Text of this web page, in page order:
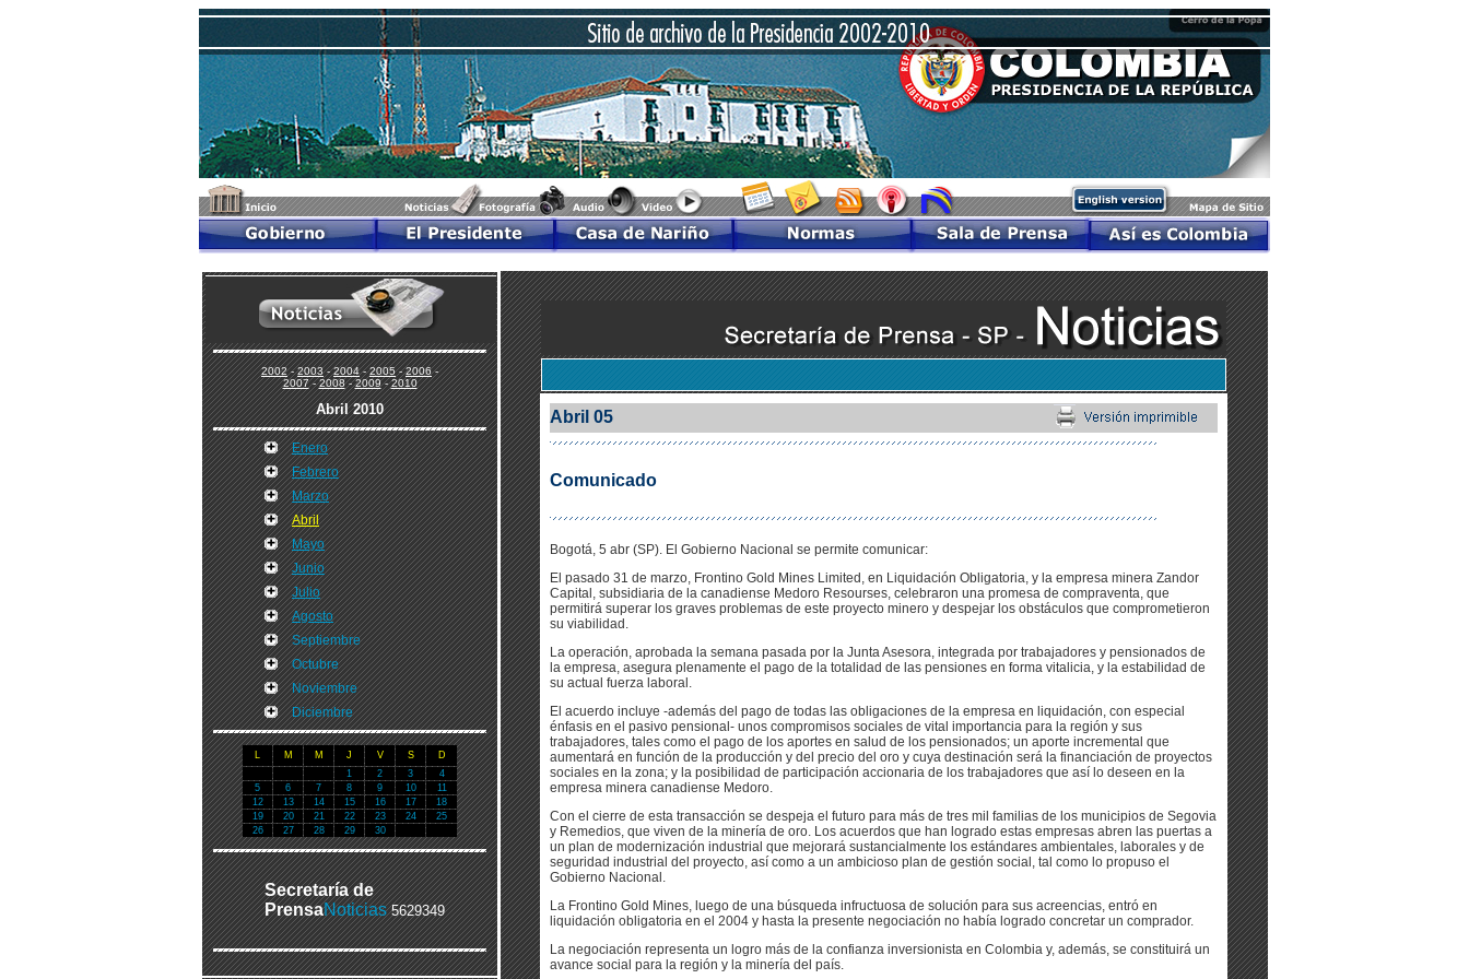
2002-2003-2004-2005-2006-
2007-2008-2009-2010
Abril 2010
Enero
Febrero
Marzo
Abril
Mayo
Junio
Julio
Agosto
Septiembre
Octubre
Noviembre
Diciembre
L M M J V S
D
1
2 3
4
5
6 7 8 9 10
11
12
13 14 15 16 17
18
19
20 21 22 23 24
25
26
27 28 29 30
Secretaría de
PrensaNoticias 5629349
Abril 05
Comunicado
Bogotá, 5 abr (SP). El Gobierno Nacional se permite comunicar:
El pasado 31 de marzo, Frontino Gold Mines Limited, en Liquidación Obligatoria, y la empresa minera Zandor
Capital, subsidiaria de la canadiense Medoro Resourses, celebraron una promesa de compraventa, que
permitirá superar los graves problemas de este proyecto minero y despejar los obstáculos que comprometieron
su viabilidad.
La operación, aprobada la semana pasada por la Junta Asesora, integrada por trabajadores y pensionados de
la empresa, asegura plenamente el pago de la totalidad de las pensiones en forma vitalicia, y la estabilidad de
su actual fuerza laboral.
El acuerdo incluye -además del pago de todas las obligaciones de la empresa en liquidación, con especial
énfasis en el pasivo pensional- unos compromisos sociales de vital importancia para la región y sus
trabajadores, tales como el pago de los aportes en salud de los pensionados; un aporte incremental que
aumentará en función de la producción y del precio del oro y cuya destinación será la financiación de proyectos
sociales en la zona; y la posibilidad de participación accionaria de los trabajadores que así lo deseen en la
empresa minera canadiense Medoro.
Con el cierre de esta transacción se despeja el futuro para más de tres mil familias de los municipios de Segovia
y Remedios, que viven de la minería de oro. Los acuerdos que han logrado estas empresas abren las puertas a
un plan de modernización industrial que mejorará sustancialmente los estándares ambientales, laborales y de
seguridad industrial del proyecto, así como a un ambicioso plan de gestión social, tal como lo propuso el
Gobierno Nacional.
La Frontino Gold Mines, luego de una búsqueda infructuosa de solución para sus acreencias, entró en
liquidación obligatoria en el 2004 y hasta la presente negociación no había logrado concretar un comprador.
La negociación representa un logro más de la confianza inversionista en Colombia y, además, se constituirá un
avance social para la región y la minería del país.